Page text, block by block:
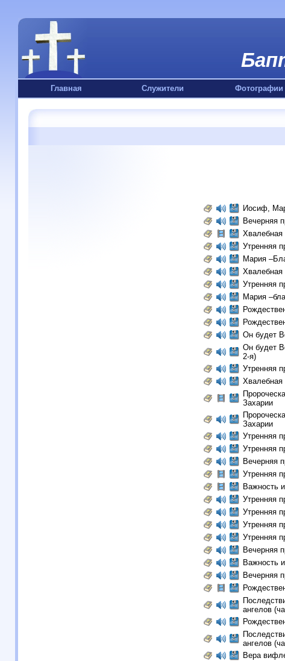
Главная Служители Фотографии
Иосиф,
Вечерняя
Утренняя
Мария
Утренняя
Мария
Он будет
Он будет
2-я)
Утренняя
Захарии
Захарии
Утренняя
Утренняя
Вечерняя
Утренняя
Важность
Утренняя
Утренняя
Утренняя
Утренняя
Вечерняя
Важность
Вечерняя
ангелов
ангелов
Вера